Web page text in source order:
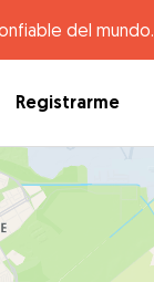
del mundo.
Registrarme